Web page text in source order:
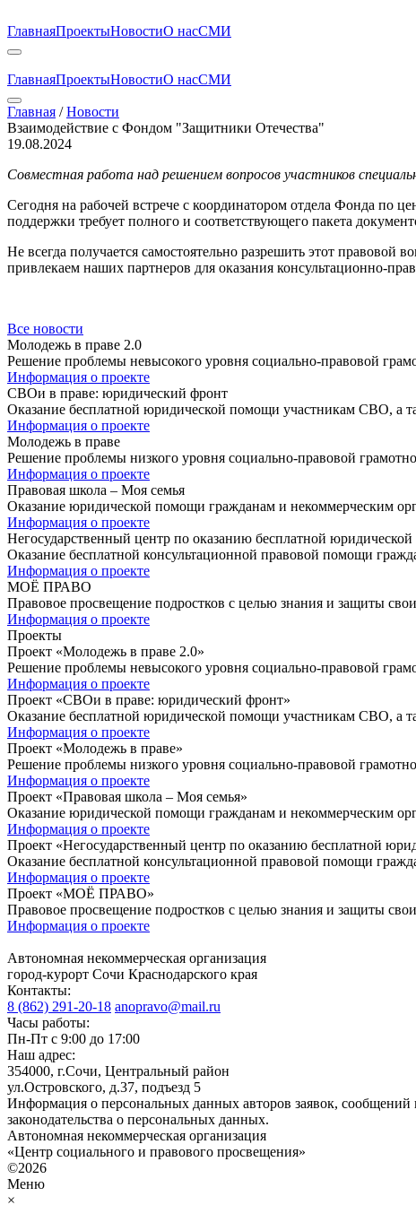
ГлавнаяПроектыНовостиО насСМИ
ГлавнаяПроектыНовостиО насСМИ
Главная /Новости
Взаимодействие с Фондом "Защитники Отечества"
19.08.2024
Совместная работа над решением вопросов участников
Сегодня на рабочей встрече с координатором отдела Фонда по
поддержки требует полного и соответствующего пакета
Не всегда получается самостоятельно разрешить этот
привлекаем наших партнеров для оказания консультационно-
Все новости
Молодежь в праве 2.0
Решение проблемы невысокого уровня социально-правовой
Информация о проекте
СВОи в праве: юридический фронт
Оказание бесплатной юридической помощи участникам СВО, а
Информация о проекте
Молодежь в праве
Решение проблемы низкого уровня социально-правовой
Информация о проекте
Правовая школа – Моя семья
Оказание юридической помощи гражданам и некоммерческим
Информация о проекте
Негосударственный центр по оказанию бесплатной
Оказание бесплатной консультационной правовой помощи
Информация о проекте
МОЁ ПРАВО
Правовое просвещение подростков с целью знания и защиты
Информация о проекте
Проекты
Проект «Молодежь в праве 2.0»
Решение проблемы невысокого уровня социально-правовой
Информация о проекте
Проект «СВОи в праве: юридический фронт»
Оказание бесплатной юридической помощи участникам СВО, а
Информация о проекте
Проект «Молодежь в праве»
Решение проблемы низкого уровня социально-правовой
Информация о проекте
Проект «Правовая школа – Моя семья»
Оказание юридической помощи гражданам и некоммерческим
Информация о проекте
Проект «Негосударственный центр по оказанию бесплатной
Оказание бесплатной консультационной правовой помощи
Информация о проекте
Проект «МОЁ ПРАВО»
Правовое просвещение подростков с целью знания и защиты
Информация о проекте
Автономная некоммерческая организация
город-курорт Сочи Краснодарского края
Контакты:
8 (862) 291-20-18 anopravo@mail.ru
Часы работы:
Пн-Пт с 9:00 до 17:00
Наш адрес:
354000, г.Сочи, Центральный район
ул.Островского, д.37, подъезд 5
Информация о персональных данных авторов заявок,
законодательства о персональных данных.
Автономная некоммерческая организация
«Центр социального и правового просвещения»
©2026
Меню
×